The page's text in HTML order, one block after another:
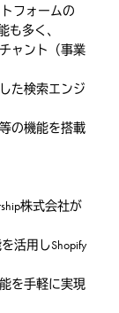
フォームの
も多く、
ャント（事業
た検索エンジ
の機能を搭載
株式会社が
を活用しShopify
を手軽に実現